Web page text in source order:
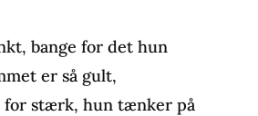
bange for det hun
er så gult,
for stærk, hun tænker på